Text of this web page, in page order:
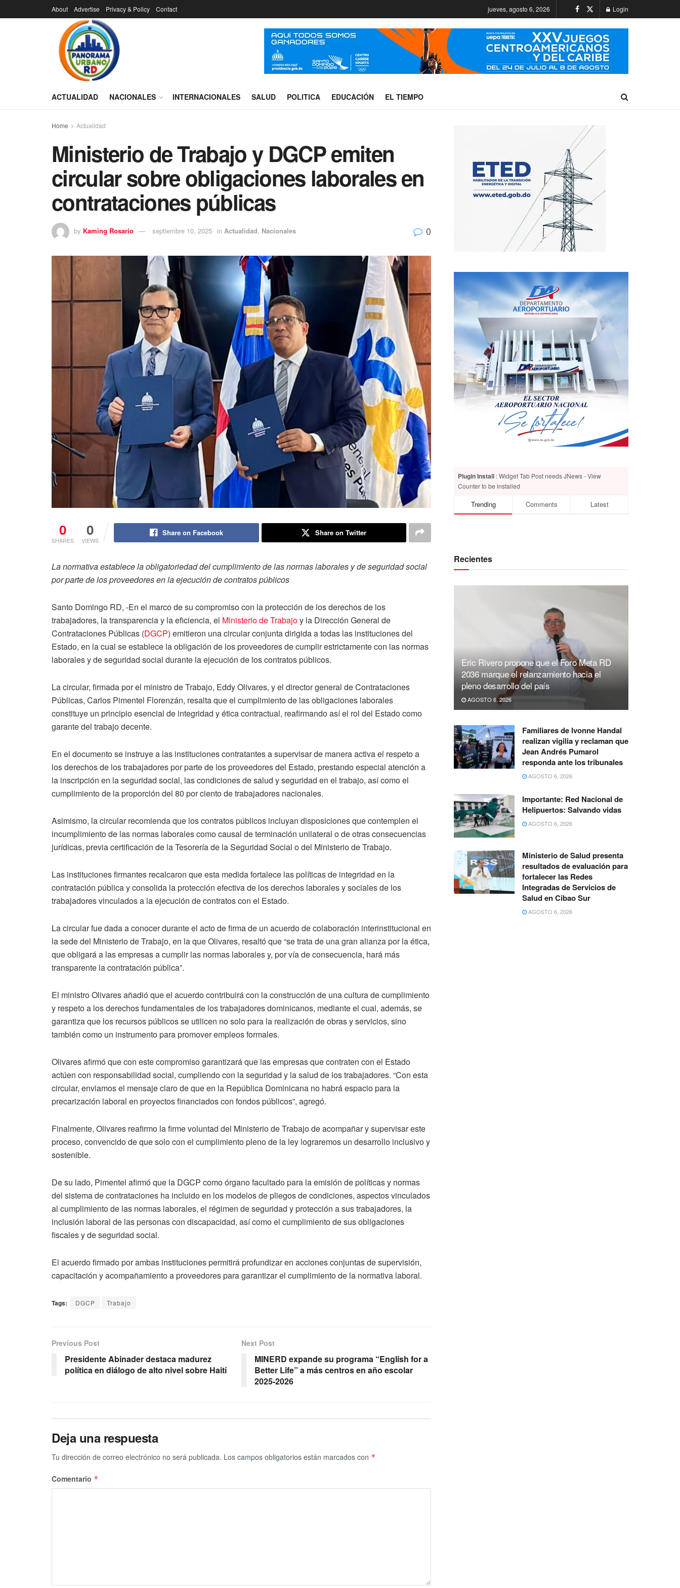
About Advertise Privacy & Policy Contact jueves, agosto 6, 2026 Login
ACTUALIDAD NACIONALES INTERNACIONALES SALUD POLITICA EDUCACIÓN EL TIEMPO
Home Actualidad
Ministerio de Trabajo y DGCP emiten
circular sobre obligaciones laborales en
contrataciones públicas
by Kaming Rosario septiembre 10, 2025 in Actualidad, Nacionales 0
0
SHARES
0
VIEWS
Share on Facebook Share on Twitter
La normativa establece la obligatoriedad del cumplimiento de las normas laborales y de seguridad social
por parte de los proveedores en la ejecución de contratos públicos
Santo Domingo RD, -En el marco de su compromiso con la protección de los derechos de los
trabajadores, la transparencia y la eficiencia, el Ministerio de Trabajoy la Dirección General de
Contrataciones Públicas (DGCP) emitieron una circular conjunta dirigida a todas las instituciones del
Estado, en la cual se establece la obligación de los proveedores de cumplir estrictamente con las normas
laborales y de seguridad social durante la ejecución de los contratos públicos.
La circular, firmada por el ministro de Trabajo, Eddy Olivares, y el director general de Contrataciones
Públicas, Carlos Pimentel Florenzán, resalta que el cumplimiento de las obligaciones laborales
constituye un principio esencial de integridad y ética contractual, reafirmando así el rol del Estado como
garante del trabajo decente.
En el documento se instruye a las instituciones contratantes a supervisar de manera activa el respeto a
los derechos de los trabajadores por parte de los proveedores del Estado, prestando especial atención a
la inscripción en la seguridad social, las condiciones de salud y seguridad en el trabajo, así como el
cumplimiento de la proporción del 80 por ciento de trabajadores nacionales.
Asimismo, la circular recomienda que los contratos públicos incluyan disposiciones que contemplen el
incumplimiento de las normas laborales como causal de terminación unilateral o de otras consecuencias
jurídicas, previa certificación de la Tesorería de la Seguridad Social o del Ministerio de Trabajo.
Las instituciones firmantes recalcaron que esta medida fortalece las políticas de integridad en la
contratación pública y consolida la protección efectiva de los derechos laborales y sociales de los
trabajadores vinculados a la ejecución de contratos con el Estado.
La circular fue dada a conocer durante el acto de firma de un acuerdo de colaboración interinstitucional en
la sede del Ministerio de Trabajo, en la que Olivares, resaltó que “se trata de una gran alianza por la ética,
que obligará a las empresas a cumplir las normas laborales y, por vía de consecuencia, hará más
transparente la contratación pública”.
El ministro Olivares añadió que el acuerdo contribuirá con la construcción de una cultura de cumplimiento
y respeto a los derechos fundamentales de los trabajadores dominicanos, mediante el cual, además, se
garantiza que los recursos públicos se utilicen no solo para la realización de obras y servicios, sino
también como un instrumento para promover empleos formales.
Olivares afirmó que con este compromiso garantizará que las empresas que contraten con el Estado
actúen con responsabilidad social, cumpliendo con la seguridad y la salud de los trabajadores. “Con esta
circular, enviamos el mensaje claro de que en la República Dominicana no habrá espacio para la
precarización laboral en proyectos financiados con fondos públicos”, agregó.
Finalmente, Olivares reafirmo la firme voluntad del Ministerio de Trabajo de acompañar y supervisar este
proceso, convencido de que solo con el cumplimiento pleno de la ley lograremos un desarrollo inclusivo y
sostenible.
De su lado, Pimentel afirmó que la DGCP como órgano facultado para la emisión de políticas y normas
del sistema de contrataciones ha incluido en los modelos de pliegos de condiciones, aspectos vinculados
al cumplimiento de las normas laborales, el régimen de seguridad y protección a sus trabajadores, la
inclusión laboral de las personas con discapacidad, así como el cumplimiento de sus obligaciones
fiscales y de seguridad social.
El acuerdo firmado por ambas instituciones permitirá profundizar en acciones conjuntas de supervisión,
capacitación y acompañamiento a proveedores para garantizar el cumplimiento de la normativa laboral.
Tags: DGCP Trabajo
Previous Post
Presidente Abinader destaca madurez
política en diálogo de alto nivel sobre Haití
Next Post
MINERD expande su programa “English for a
Better Life” a más centros en año escolar
2025-2026
Deja una respuesta
Tu dirección de correo electrónico no será publicada. Los campos obligatorios están marcados con *
Comentario *
Plugin Install : Widget Tab Post needs JNews - View
Counter to be installed
Trending Comments Latest
Recientes
Eric Rivero propone que el Foro Meta RD
2036 marque el relanzamiento hacia el
pleno desarrollo del país
AGOSTO 6, 2026
Familiares de Ivonne Handal
realizan vigilia y reclaman que
Jean Andrés Pumarol
responda ante los tribunales
AGOSTO 6, 2026
Importante: Red Nacional de
Helipuertos: Salvando vidas
AGOSTO 6, 2026
Ministerio de Salud presenta
resultados de evaluación para
fortalecer las Redes
Integradas de Servicios de
Salud en Cibao Sur
AGOSTO 6, 2026